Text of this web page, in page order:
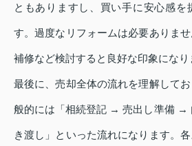
ともありますし、買い手に安心感を
す。過度なリフォームは必要ありま
補修など検討すると良好な印象になり
最後に、売却全体の流れを理解して
般的には「相続登記 → 売出し準備
き渡し」といった流れになります。